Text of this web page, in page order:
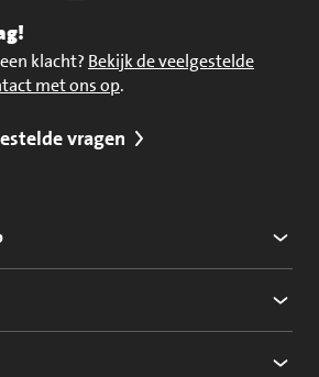
klacht? Bekijk de veelgestelde
met ons op.
vragen